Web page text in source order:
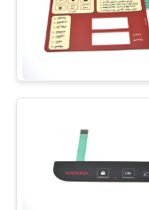
SITEMAP
ΠΟΛΙΤΙΚΉ
ΑΠΟΡΡΉΤΟΥ